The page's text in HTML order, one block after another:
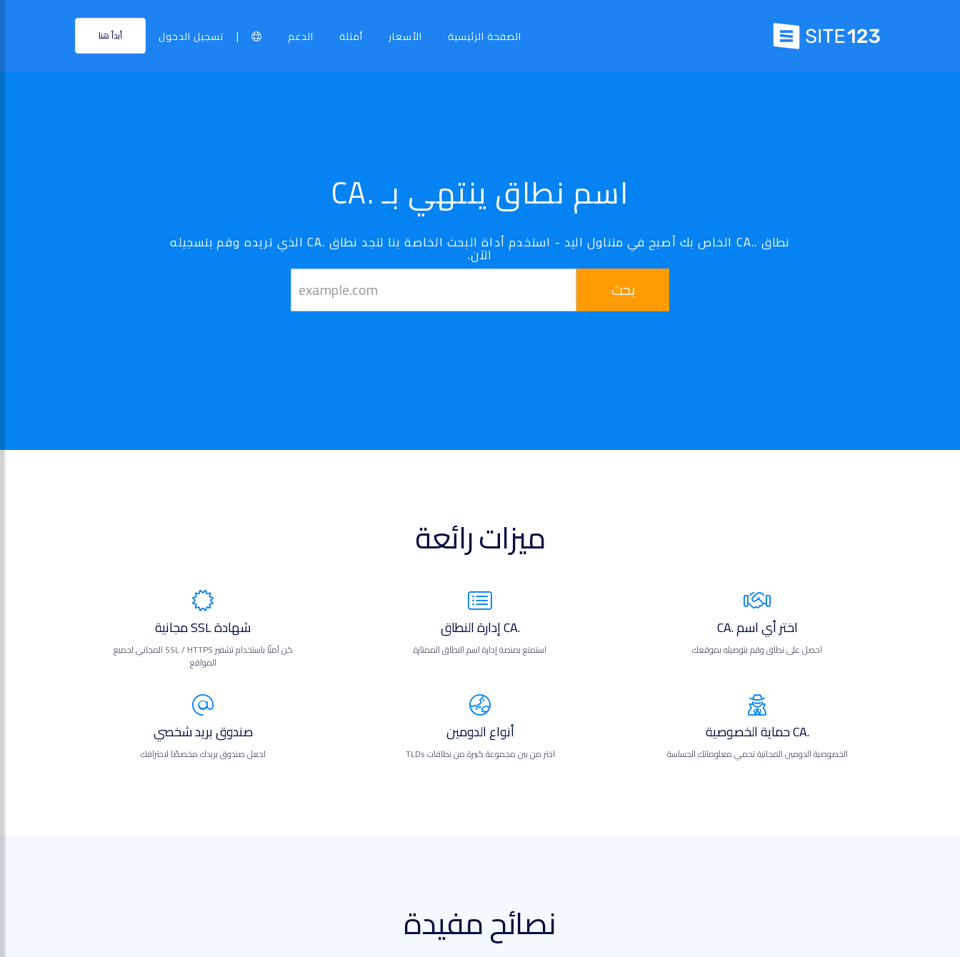
الصفحة الرئيسية الأسعار أمثلة الدعم | تسجيل الدخول أبدأ هنا
اسم نطاق ينتهي بـ .CA
نطاق ..CA الخاص بك أصبح في متناول اليد - استخدم أداة البحث الخاصة بنا لتجد نطاق .CA الذي تريده وقم بتسجيله
الآن.
بحث
ميزات رائعة
اختر أي اسم .CA
احصل على نطاق وقم بتوصيله بموقعك
.CA إدارة النطاق
استمتع بمنصة إدارة اسم النطاق الممتازة
شهادة SSL مجانية
كن آمنًا باستخدام تشفير SSL / HTTPS المجاني لجميع
المواقع
.CA حماية الخصوصية
الخصوصية الدومين المجانية تحمي معلوماتك الحساسة
أنواع الدومين
اختر من بين مجموعة كبيرة من نطاقات TLDs
صندوق بريد شخصي
اجعل صندوق بريدك مخصصًا لاحترافك
نصائح مفيدة